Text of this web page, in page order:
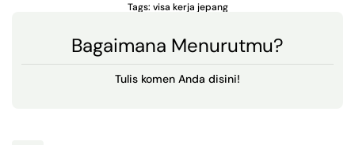
Tags: visa kerja jepang
Bagaimana Menurutmu?
Tulis komen Anda disini!